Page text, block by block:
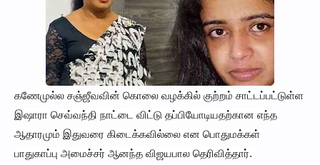
கணேமுல்ல சஞ்ஜீவவின் கொலை வழக்கில் குற்றம் சாட்டப்பட்டுள்ள
இஷாரா செவ்வந்தி நாட்டை விட்டு தப்பியோடியதற்கான எந்த
ஆதாரமும் இதுவரை கிடைக்கவில்லை என பொதுமக்கள்
பாதுகாப்பு அமைச்சர் ஆனந்த விஜயபால தெரிவித்தார்.